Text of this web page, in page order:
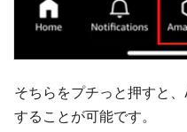
そちらをプチっと押すと
することが可能です。